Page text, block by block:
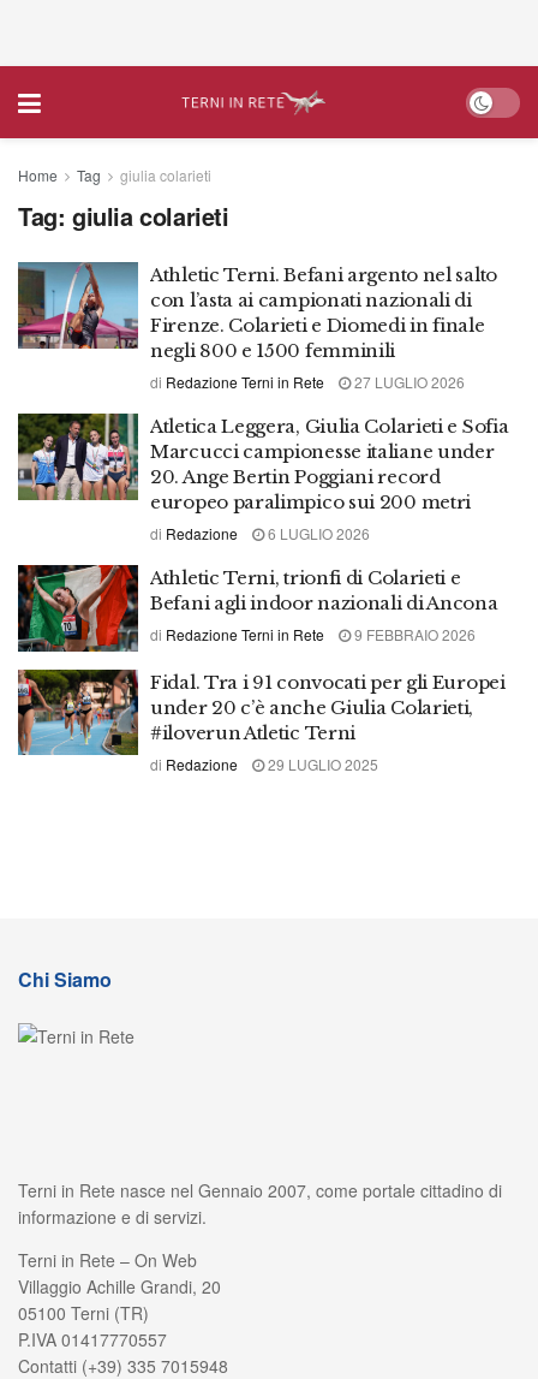
Home Tag giulia colarieti
Tag: giulia colarieti
Athletic Terni. Befani argento nel salto
con l’asta ai campionati nazionali di
Firenze. Colarieti e Diomedi in finale
negli 800 e 1500 femminili
di Redazione Terni in Rete 27 LUGLIO 2026
Atletica Leggera, Giulia Colarieti e Sofia
Marcucci campionesse italiane under
20. Ange Bertin Poggiani record
europeo paralimpico sui 200 metri
di Redazione 6 LUGLIO 2026
Athletic Terni, trionfi di Colarieti e
Befani agli indoor nazionali di Ancona
di Redazione Terni in Rete 9 FEBBRAIO 2026
Fidal. Tra i 91 convocati per gli Europei
under 20 c’è anche Giulia Colarieti,
#iloverun Atletic Terni
di Redazione 29 LUGLIO 2025
Chi Siamo
Terni in Rete nasce nel Gennaio 2007, come portale cittadino di
informazione e di servizi.
Terni in Rete – On Web
Villaggio Achille Grandi, 20
05100 Terni (TR)
P.IVA 01417770557
Contatti (+39) 335 7015948